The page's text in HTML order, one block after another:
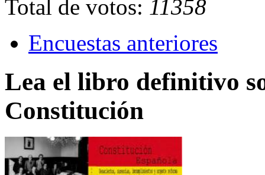
Total de votos: 11358
Encuestas anteriores
Lea el libro definitivo
Constitución